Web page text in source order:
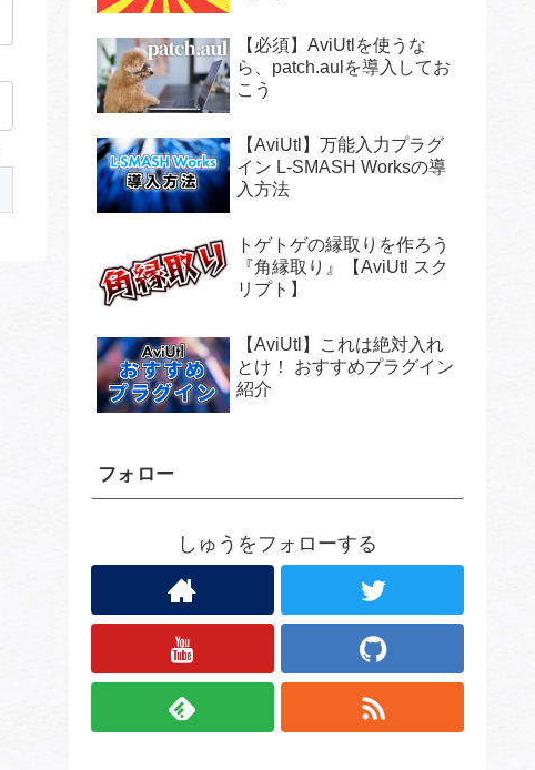
【必須】AviUtlを使うな
ら、patch.aulを導入してお
こう
【AviUtl】万能入力プラグ
イン L-SMASH Worksの導
入方法
トゲトゲの縁取りを作ろう
『角縁取り』【AviUtl スク
リプト】
【AviUtl】これは絶対入れ
とけ！ おすすめプラグイン
紹介
フォロー
しゅうをフォローする